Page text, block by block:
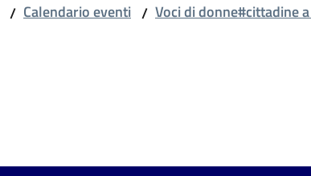
/ Calendario eventi / Voci di donne#cittadine